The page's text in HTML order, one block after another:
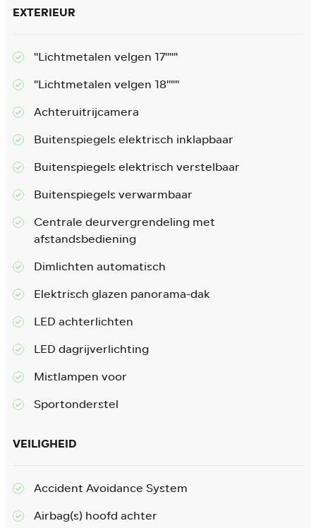
EXTERIEUR
"Lichtmetalen velgen 17"""
"Lichtmetalen velgen 18"""
Achteruitrijcamera
Buitenspiegels elektrisch inklapbaar
Buitenspiegels elektrisch verstelbaar
Buitenspiegels verwarmbaar
Centrale deurvergrendeling met
afstandsbediening
Dimlichten automatisch
Elektrisch glazen panorama-dak
LED achterlichten
LED dagrijverlichting
Mistlampen voor
Sportonderstel
VEILIGHEID
Accident Avoidance System
Airbag(s) hoofd achter